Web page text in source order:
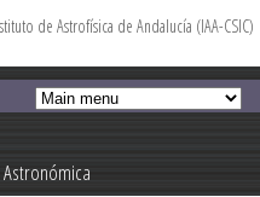
Astronómica
de Astrofísica de Andalucía (IAA-CSIC)